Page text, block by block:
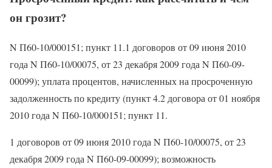
он грозит?
N П60-10/000151; пункт 11.1 договоров от 09 июня 2010
года N П60-10/00075, от 23 декабря 2009 года N П60-09-
00099); уплата процентов, начисленных на просроченную
задолженность по кредиту (пункт 4.2 договора от 01 ноября
2010 года N П60-10/000151; пункт 11.
1 договоров от 09 июня 2010 года N П60-10/00075, от 23
декабря 2009 года N П60-09-00099); возможность